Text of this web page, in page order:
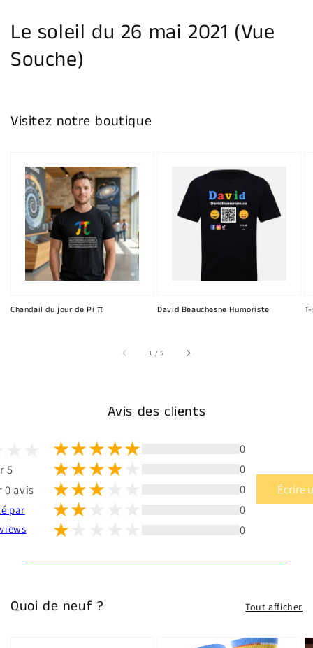
Le soleil du 26 mai 2021 (Vue
Souche)
Visitez notre boutique
Chandail du jour de Pi π David Beauchesne Humoriste
1 /sur
5
Avis des clients
5
0 avis
par
0
0
0
0
0
Écrire
Quoi de neuf ? Tout afficher